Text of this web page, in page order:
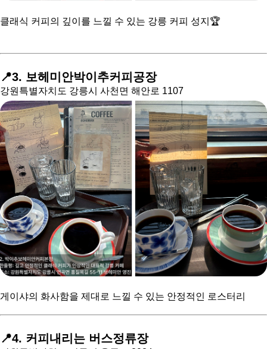
클래식 커피의 깊이를 느낄 수 있는 강릉 커피 성지🏆
📍3. 보헤미안박이추커피공장
강원특별자치도 강릉시 사천면 해안로 1107
게이샤의 화사함을 제대로 느낄 수 있는 안정적인 로스터리
📍4. 커피내리는 버스정류장